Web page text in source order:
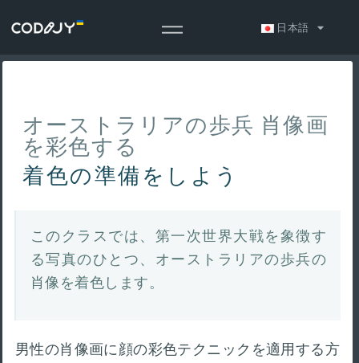
日本語
オーストラリアの歩兵 肖像画
を彩色する
着色の準備をしよう
このクラスでは、第一次世界大戦を象徴す
る写真のひとつ、オーストラリアの歩兵の
肖像を着色します。
男性の肖像画に顔の彩色テクニックを適用する方